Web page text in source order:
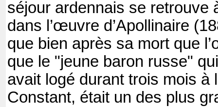
séjour ardennais se retrouve
dans l’œuvre d’Apollinaire
que bien après sa mort que
que le "jeune baron russe"
avait logé durant trois mois à
Constant, était un des plus